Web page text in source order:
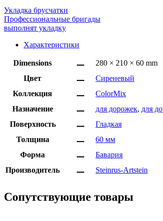
Укладка брусчатки
Профессиональные бригады
выполнят укладку
Характеристики
Dimensions
280 × 210 × 60 mm
Цвет
Сиреневый
Коллекция
ColorMix
Назначение
для дорожек, для
Поверхность
Гладкая
Толщина
60 мм
Форма
Бавария
Производитель
Steinrus-Artstein
Сопутствующие товары